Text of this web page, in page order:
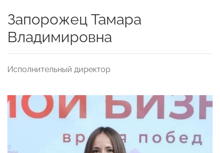
Запорожец Тамара
Владимировна
Исполнительный директор